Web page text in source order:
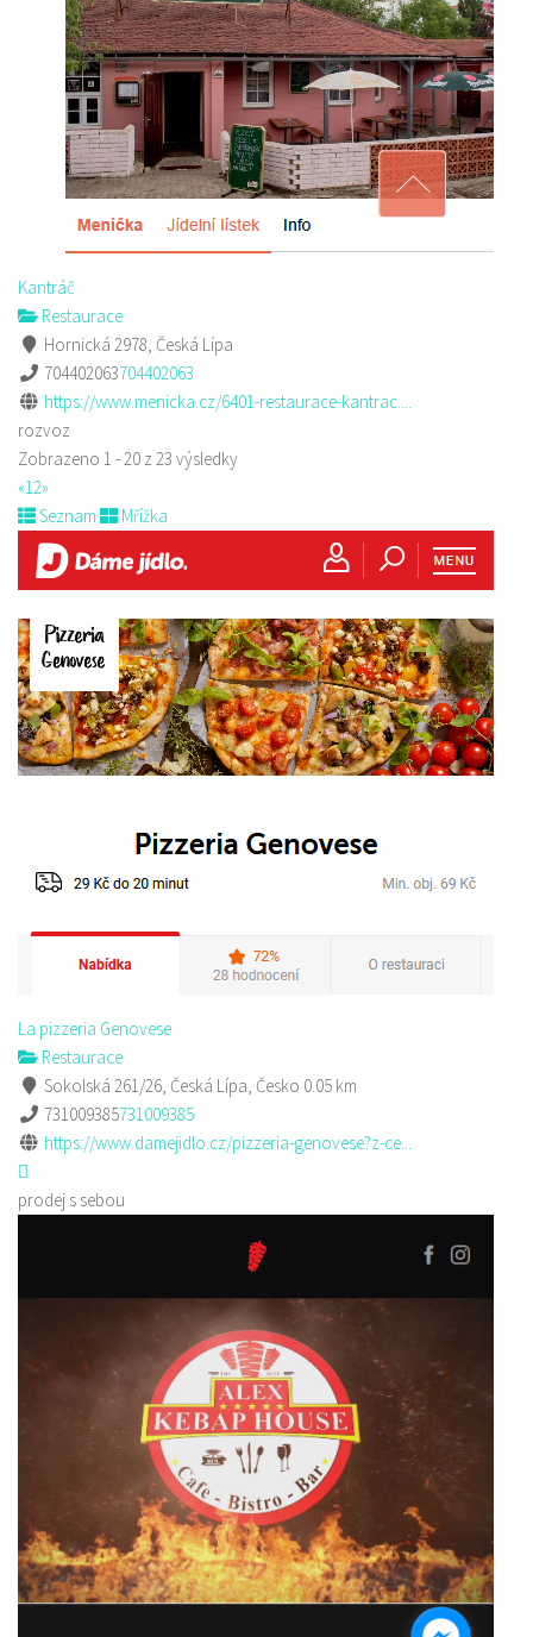
Kantráč
Restaurace
Hornická 2978, Česká Lípa
704402063704402063
https://www.menicka.cz/6401-restaurace-kantrac....
rozvoz
Zobrazeno 1 - 20 z 23 výsledky
«12»
Seznam
Mřížka
La pizzeria Genovese
Restaurace
Sokolská 261/26, Česká Lípa, Česko 0.05 km
731009385731009385
https://www.damejidlo.cz/pizzeria-genovese?z-ce...
prodej s sebou